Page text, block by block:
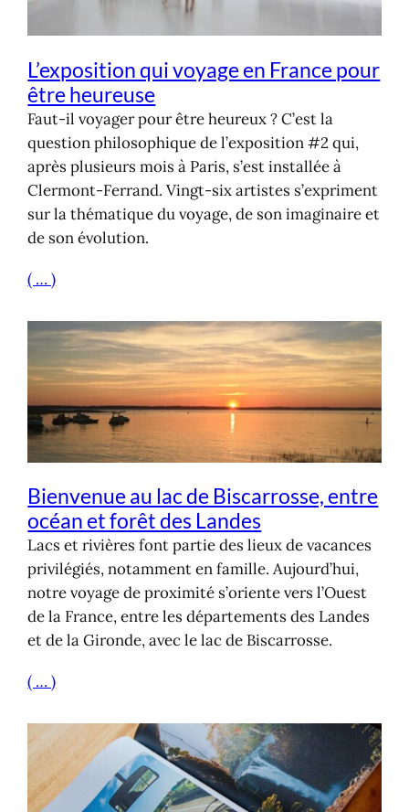
L’exposition qui voyage en France pour
être heureuse
Faut-il voyager pour être heureux ? C’est la
question philosophique de l’exposition #2 qui,
après plusieurs mois à Paris, s’est installée à
Clermont-Ferrand. Vingt-six artistes s’expriment
sur la thématique du voyage, de son imaginaire et
de son évolution.
( … )
Bienvenue au lac de Biscarrosse, entre
océan et forêt des Landes
Lacs et rivières font partie des lieux de vacances
privilégiés, notamment en famille. Aujourd’hui,
notre voyage de proximité s’oriente vers l’Ouest
de la France, entre les départements des Landes
et de la Gironde, avec le lac de Biscarrosse.
( … )